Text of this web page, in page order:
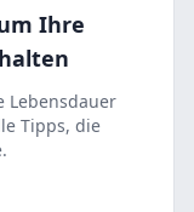
Ihre
Lebensdauer
Tipps, die